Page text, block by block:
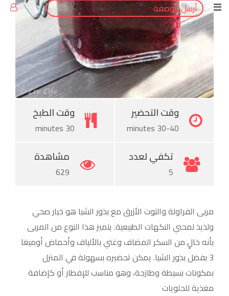
أرسل الوصفة
وقت التحضير
30-40 minutes
وقت الطبخ
30 minutes
تكفي لعدد مشاهدة
629
مربى الفراولة والتوت الأزرق مع بذور الشيا هو خيار صحي
ولذيذ لمحبي النكهات الطبيعية. يتميز هذا النوع من المربى
بأنه خالٍ من السكر المضاف وغني بالألياف وأحماض أوميغا
3 بفضل بذور الشيا. يمكن تحضيره بسهولة في المنزل
بمكونات بسيطة وطازجة، وهو مناسب للإفطار أو كإضافة
مغذية للحلويات